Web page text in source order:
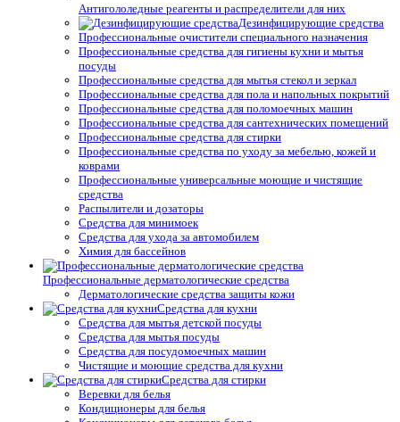
Антигололедные реагенты и распределители для них
Дезинфицирующие средства
Профессиональные очистители специального назначения
Профессиональные средства для гигиены кухни и мытья
посуды
Профессиональные средства для мытья стекол и зеркал
Профессиональные средства для пола и напольных покрытий
Профессиональные средства для поломоечных машин
Профессиональные средства для сантехнических помещений
Профессиональные средства для стирки
Профессиональные средства по уходу за мебелью, кожей и
коврами
Профессиональные универсальные моющие и чистящие
средства
Распылители и дозаторы
Средства для минимоек
Средства для ухода за автомобилем
Химия для бассейнов
Профессиональные дерматологические средства
Дерматологические средства защиты кожи
Средства для кухни
Средства для мытья детской посуды
Средства для мытья посуды
Средства для посудомоечных машин
Чистящие и моющие средства для кухни
Средства для стирки
Веревки для белья
Кондиционеры для белья